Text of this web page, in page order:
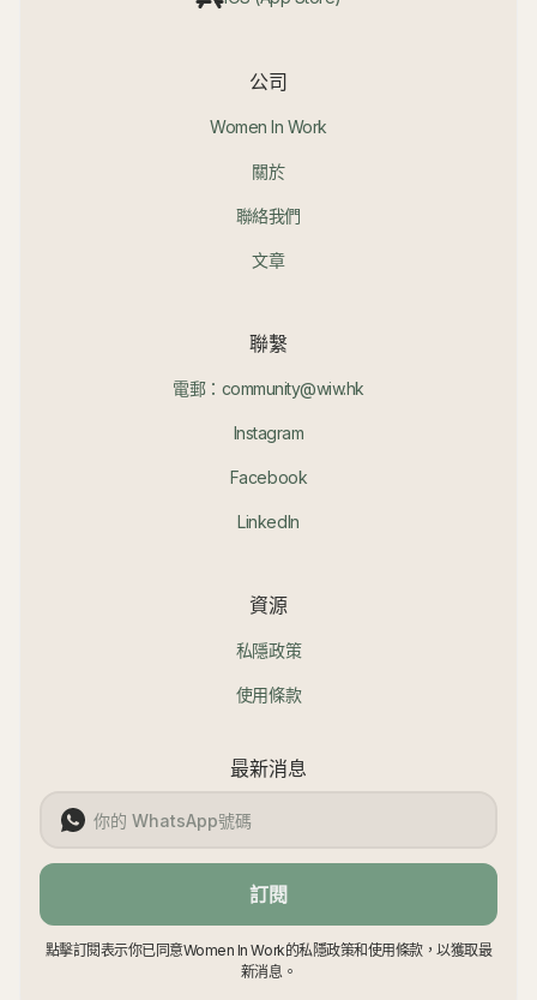
公司
Women In Work
關於
聯絡我們
文章
聯繫
電郵：community@wiw.hk
Instagram
Facebook
LinkedIn
資源
私隱政策
使用條款
最新消息
訂閱
點擊訂閱表示你已同意Women In Work的私隱政策和使用條款，以獲取最
新消息。